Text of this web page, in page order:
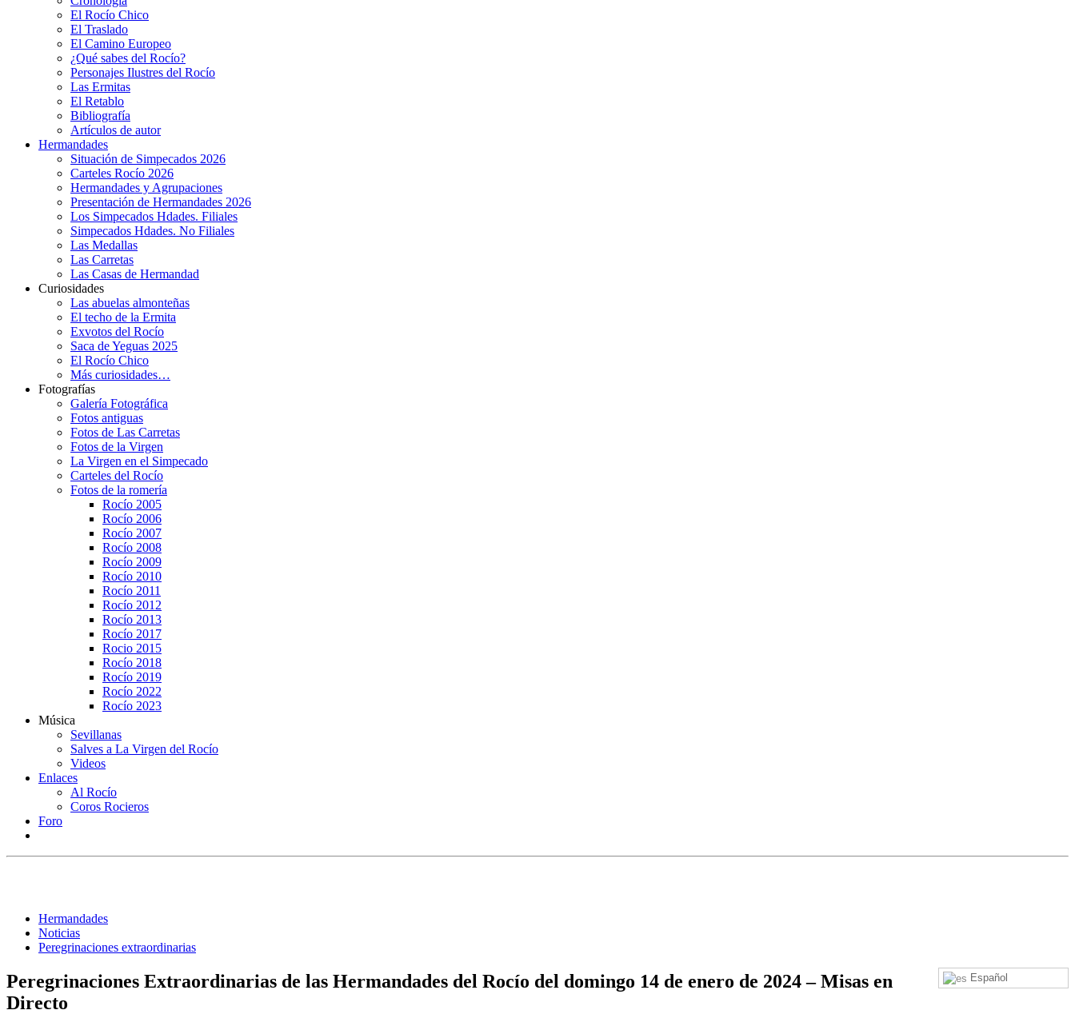
El Rocío Chico
El Traslado
El Camino Europeo
¿Qué sabes del Rocío?
Personajes Ilustres del Rocío
Las Ermitas
El Retablo
Bibliografía
Artículos de autor
Hermandades
Situación de Simpecados 2026
Carteles Rocío 2026
Hermandades y Agrupaciones
Presentación de Hermandades 2026
Los Simpecados Hdades. Filiales
Simpecados Hdades. No Filiales
Las Medallas
Las Carretas
Las Casas de Hermandad
Curiosidades
Las abuelas almonteñas
El techo de la Ermita
Exvotos del Rocío
Saca de Yeguas 2025
El Rocío Chico
Más curiosidades…
Fotografías
Galería Fotográfica
Fotos antiguas
Fotos de Las Carretas
Fotos de la Virgen
La Virgen en el Simpecado
Carteles del Rocío
Fotos de la romería
Rocío 2005
Rocío 2006
Rocío 2007
Rocío 2008
Rocío 2009
Rocío 2010
Rocío 2011
Rocío 2012
Rocío 2013
Rocío 2017
Rocio 2015
Rocío 2018
Rocío 2019
Rocío 2022
Rocío 2023
Música
Sevillanas
Salves a La Virgen del Rocío
Videos
Enlaces
Al Rocío
Coros Rocieros
Foro
Hermandades
Noticias
Peregrinaciones extraordinarias
Español
Peregrinaciones Extraordinarias de las Hermandades del Rocío del domingo 14 de enero de 2024 – Misas en
Directo